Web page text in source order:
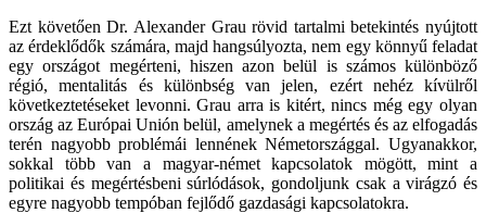
Ezt követően Dr. Alexander Grau rövid tartalmi betekintés nyújtott
az érdeklődők számára, majd hangsúlyozta, nem egy könnyű feladat
egy országot megérteni, hiszen azon belül is számos különböző
régió, mentalitás és különbség van jelen, ezért nehéz kívülről
következtetéseket levonni. Grau arra is kitért, nincs még egy olyan
ország az Európai Unión belül, amelynek a megértés és az elfogadás
terén nagyobb problémái lennének Németországgal. Ugyanakkor,
sokkal több van a magyar-német kapcsolatok mögött, mint a
politikai és megértésbeni súrlódások, gondoljunk csak a virágzó és
egyre nagyobb tempóban fejlődő gazdasági kapcsolatokra.